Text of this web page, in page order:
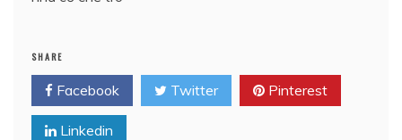
SHARE
Facebook Twitter Pinterest
Linkedin